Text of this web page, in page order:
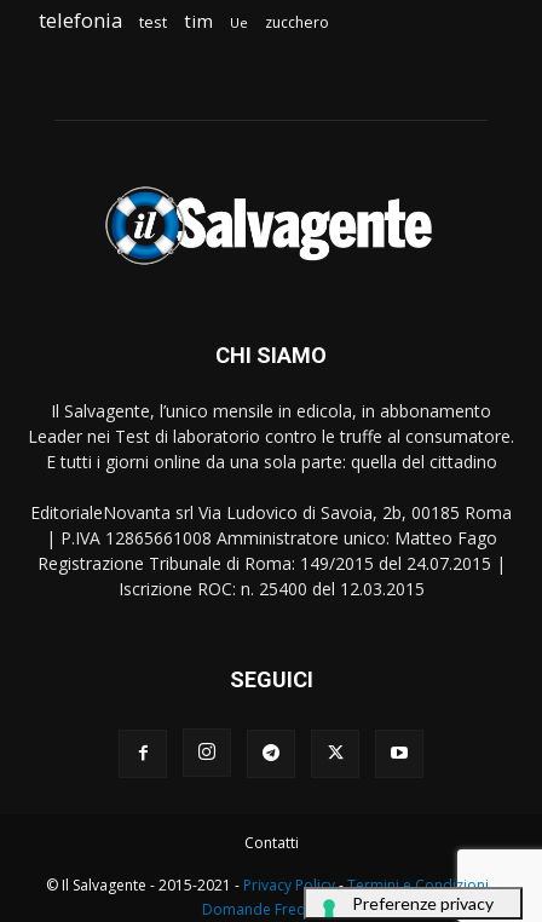
telefonia test tim Ue zucchero
CHI SIAMO
Il Salvagente, l’unico mensile in edicola, in abbonamento
Leader nei Test di laboratorio contro le truffe al consumatore.
E tutti i giorni online da una sola parte: quella del cittadino
EditorialeNovanta srl Via Ludovico di Savoia, 2b, 00185 Roma
| P.IVA 12865661008 Amministratore unico: Matteo Fago
Registrazione Tribunale di Roma: 149/2015 del 24.07.2015 |
Iscrizione ROC: n. 25400 del 12.03.2015
SEGUICI
Contatti
© Il Salvagente - 2015-2021 - Privacy Policy-Termini e Condizioni-
Domande Frequenti